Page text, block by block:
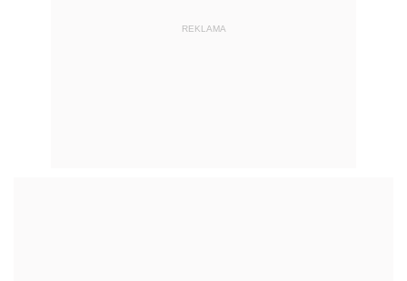
REKLAMA